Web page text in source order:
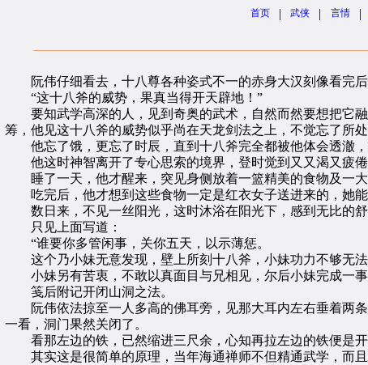
首页 | 武侠 | 言情 |
阮伟仔细看去，十八尊各种姿式不一的赤身大汉刻像看完后
“这十八斧的威势，果真当得开天辟地！”
要知武学高深的人，见到奇奥的武术，自然而然要想把它融
筹，他见这十八斧的威势似乎尚在天龙剑法之上，不觉忘了所
他忘了饿，更忘了时辰，直到十八斧完全都被他体会透澈，
他这时神智离开了专心思索的境界，登时觉到又又渴又疲倦
睡了一天，他才醒来，突见身侧放着一篮精美的食物及一大
吃完后，他才想到这些食物一定是红衣女子送进来的，她能
数日来，不见一丝阳光，这时沐浴在阳光下，感到无比的舒
只见上面写道：
“谁要你多管闲事，关你五天，以示薄惩。
这个乃小妹无意发现，壁上所刻十八斧，小妹功力不够无法
小妹另有苦衷，不敢以真面目与兄相见，尔后小妹完成一事
笺后附记开闭山洞之法。
阮伟依法掠至一人多高的佛耳旁，见那大耳内左右垂着两条
一看，洞门果然关闭了。
看那左边的铁，已然缩进三尺余，心知再拉左边的铁便是开
其实这是很简单的原理，当年海通禅师不但精通武学，而且